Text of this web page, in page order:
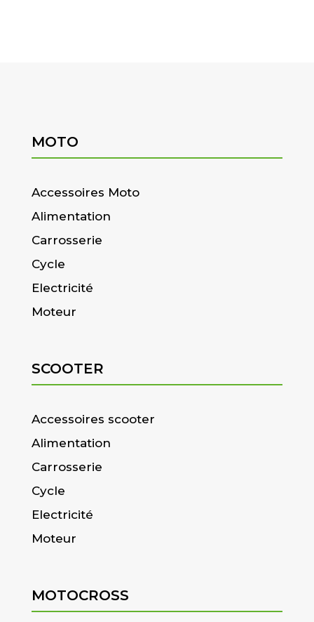
MOTO
Accessoires Moto
Alimentation
Carrosserie
Cycle
Electricité
Moteur
SCOOTER
Accessoires scooter
Alimentation
Carrosserie
Cycle
Electricité
Moteur
MOTOCROSS